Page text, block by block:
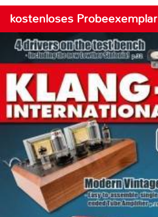
kostenloses Probeexemplar